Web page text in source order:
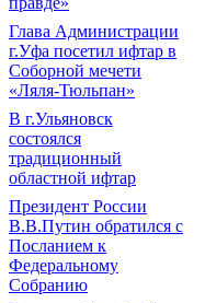
Глава Администрации
г.Уфа посетил ифтар в
Соборной мечети
«Ляля-Тюльпан»
В г.Ульяновск
состоялся
традиционный
областной ифтар
Президент России
В.В.Путин обратился с
Посланием к
Федеральному
Собранию